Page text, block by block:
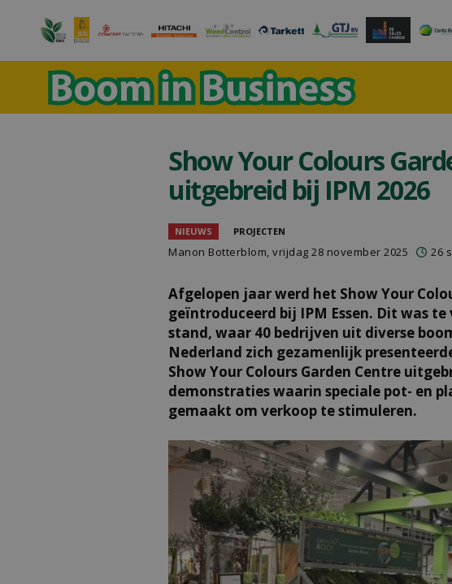
Show Your Colours
uitgebreid bij IPM 2026
NIEUWS PROJECTEN
Manon Botterblom, vrijdag 28 november 2025 26
Afgelopen jaar werd het Show Your
geïntroduceerd bij IPM Essen. Dit was
stand, waar 40 bedrijven uit diverse
Nederland zich gezamenlijk
Show Your Colours Garden Centre
demonstraties waarin speciale pot- en
gemaakt om verkoop te stimuleren.